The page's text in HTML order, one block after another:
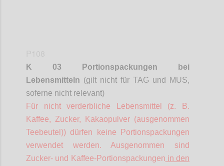
K 03 Portionspackungen bei
Lebensmitteln (gilt nicht für TAG und MUS,
soferne nicht relevant)
Für nicht verderbliche Lebensmittel (z. B.
Kaffee, Zucker, Kakaopulver (ausgenommen
Teebeutel)) dürfen keine Portionspackungen
verwendet werden. Ausgenommen sind
Zucker- und Kaffee-Portionspackungen in den